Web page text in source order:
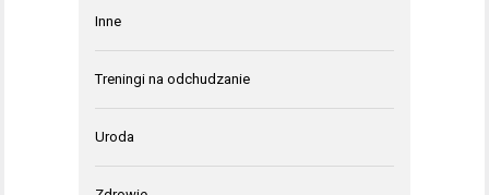
Inne
Treningi na odchudzanie
Uroda